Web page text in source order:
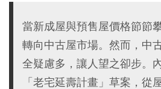
當新成屋與預售屋價格節節
轉向中古屋市場。然而，中
全疑慮多，讓人望之卻步。
「老宅延壽計畫」草案，從